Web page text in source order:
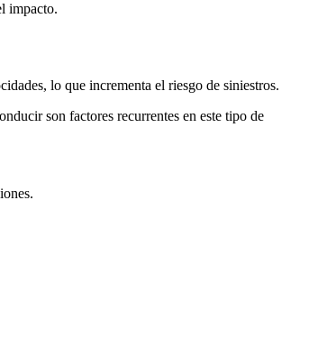
impacto.
lo que incrementa el riesgo de siniestros.
son factores recurrentes en este tipo de